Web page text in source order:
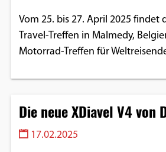
Vom 25. bis 27. April 2025 findet
Travel-Treffen in Malmedy,
Motorrad-Treffen für
Die neue XDiavel V4 von
17.02.2025